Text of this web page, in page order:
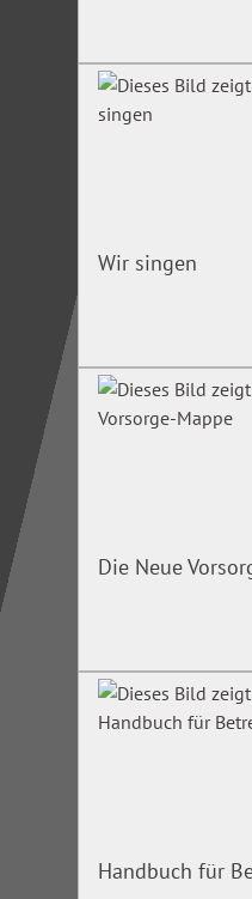
Wir singen
Die Neue
Handbuch für